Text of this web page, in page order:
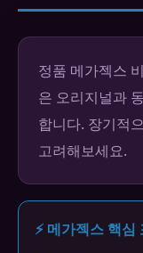
정품 메가젝스
은 오리지널과
합니다. 장기적
고려해보세요.
⚡ 메가젝스 핵심